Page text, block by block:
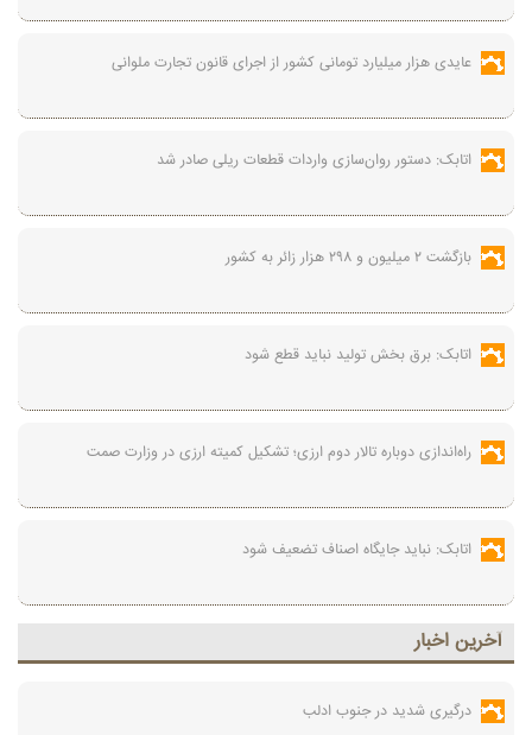
عایدی هزار میلیارد تومانی کشور از اجرای قانون تجارت ملوانی
اتابک: دستور روان‌سازی واردات قطعات ریلی صادر شد
بازگشت ۲ میلیون و ۲۹۸ هزار زائر به کشور
اتابک: برق بخش تولید نباید قطع شود
راه‌اندازی دوباره تالار دوم ارزی؛ تشکیل کمیته ارزی در وزارت صمت
اتابک: نباید جایگاه اصناف تضعیف شود
آخرين اخبار
درگیری شدید در جنوب ادلب